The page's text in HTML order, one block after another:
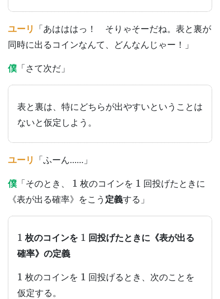
ユーリ 「あはははっ！ そりゃそーだね。表と裏が
同時に出るコインなんて、どんなんじゃー！」
僕 「さて次だ」
表と裏は、特にどちらが出やすいということは
ないと仮定しよう。
ユーリ 「ふーん……」
僕 「そのとき、
1
枚のコインを
1
回投げたときに
《表が出る確率》をこう 定義する」
1
枚のコインを
1
回投げたときに《表が出る
確率》の定義
1
枚のコインを
1
回投げるとき、次のことを
仮定する。